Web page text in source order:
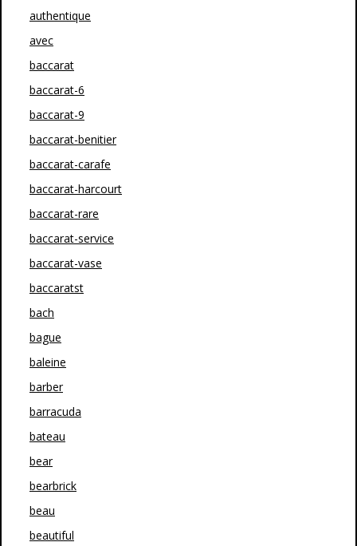
authentique
avec
baccarat
baccarat-6
baccarat-9
baccarat-benitier
baccarat-carafe
baccarat-harcourt
baccarat-rare
baccarat-service
baccarat-vase
baccaratst
bach
bague
baleine
barber
barracuda
bateau
bear
bearbrick
beau
beautiful